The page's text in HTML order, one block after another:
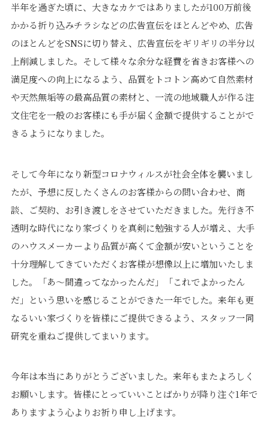
半年を過ぎた頃に、大きなカケではありましたが100万前後
かかる折り込みチラシなどの広告宣伝をほとんどやめ、広告
のほとんどをSNSに切り替え、広告宣伝をギリギリの半分以
上削減しました。そして様々な余分な経費を省きお客様への
満足度への向上になるよう、品質をトコトン高めて自然素材
や天然無垢等の最高品質の素材と、一流の地域職人が作る注
文住宅を一般のお客様にも手が届く金額で提供することがで
きるようになりました。
そして今年になり新型コロナウィルスが社会全体を襲いまし
たが、予想に反したくさんのお客様からの問い合わせ、商
談、ご契約、お引き渡しをさせていただきました。先行き不
透明な時代になり家づくりを真剣に勉強する人が増え、大手
のハウスメーカーより品質が高くて金額が安いということを
十分理解してきていただくお客様が想像以上に増加いたしま
した。「あ〜間違ってなかったんだ」「これでよかったん
だ」という思いを感じることができた一年でした。来年も更
なるいい家づくりを皆様にご提供できるよう、スタッフ一同
研究を重ねご提供してまいります。
今年は本当にありがとうございました。来年もまたよろしく
お願いします。皆様にとっていいことばかりが降り注ぐ1年で
ありますよう心よりお祈り申し上げます。